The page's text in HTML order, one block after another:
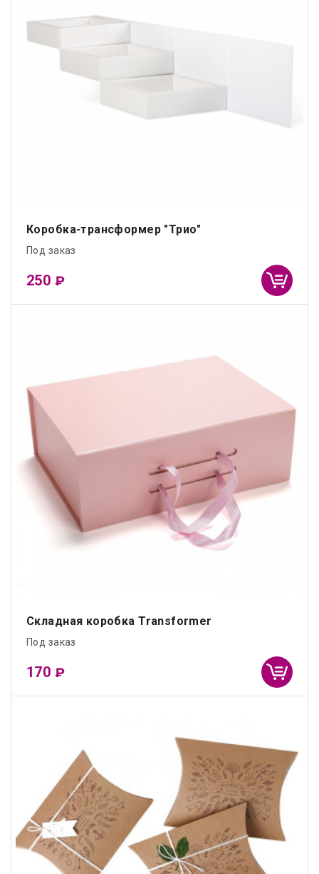
Коробка-трансформер "Трио"
Под заказ
250 ₽
Складная коробка Transformer
Под заказ
170 ₽